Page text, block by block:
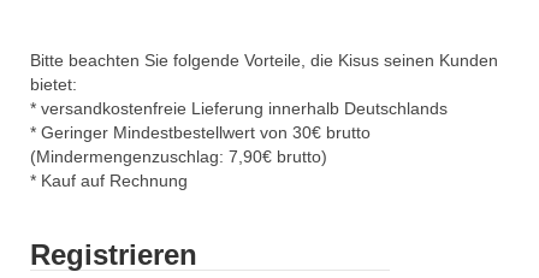
Bitte beachten Sie folgende Vorteile, die Kisus seinen Kunden
bietet:
* versandkostenfreie Lieferung innerhalb Deutschlands
* Geringer Mindestbestellwert von 30€ brutto
(Mindermengenzuschlag: 7,90€ brutto)
* Kauf auf Rechnung
Registrieren